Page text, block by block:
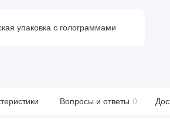
упаковка с голограммами
Вопросы и ответы 0